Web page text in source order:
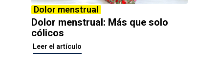
Dolor menstrual
Dolor menstrual: Más que solo
cólicos
Leer el artículo